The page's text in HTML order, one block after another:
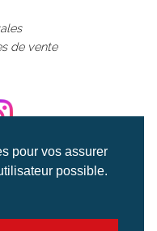
pour vos assurer
possible.
de vente
déposée 2024
banque d'images
video et cinéma |